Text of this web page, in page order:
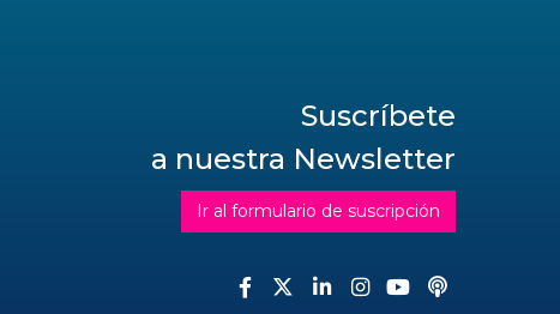
Suscríbete
a nuestra Newsletter
Ir al formulario de suscripción